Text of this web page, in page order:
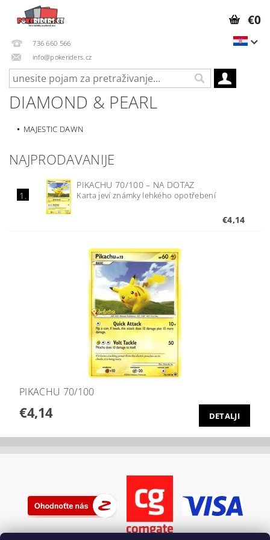
736 660 566
info@pokeriders.cz
€0
DIAMOND & PEARL
MAJESTIC DAWN
NAJPRODAVANIJE
1.
PIKACHU 70/100– NA DOTAZ
Karta jeví známky lehkého opotřebení
€4,14
PIKACHU 70/100
€4,14 DETALJI